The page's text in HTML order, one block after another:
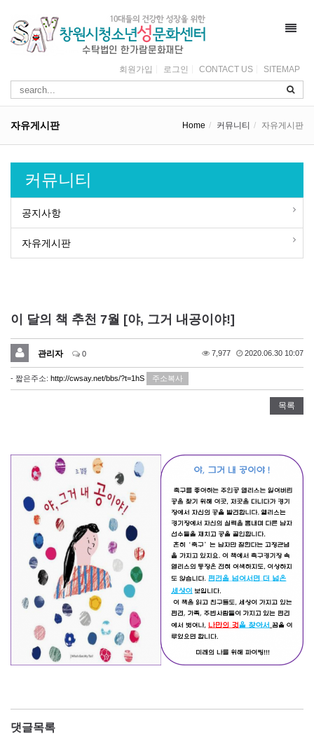
회원가입 로그인 CONTACT US SITEMAP
자유게시판 Home 커뮤니티 자유게시판
커뮤니티
공지사항
자유게시판
이 달의 책 추천 7월 [야, 그거 내공이야!]
관리자 0 7,977 2020.06.30 10:07
- 짧은주소: http://cwsay.net/bbs/?t=1hS 주소복사
목록
댓글목록